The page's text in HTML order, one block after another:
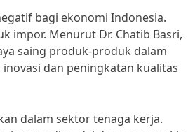
bagi ekonomi Indonesia.
impor. Menurut Dr. Chatib Basri,
saing produk-produk dalam
dan peningkatan kualitas
dalam sektor tenaga kerja.